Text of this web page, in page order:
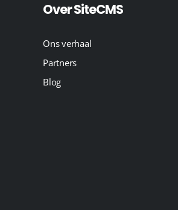
Over SiteCMS
Ons verhaal
Partners
Blog